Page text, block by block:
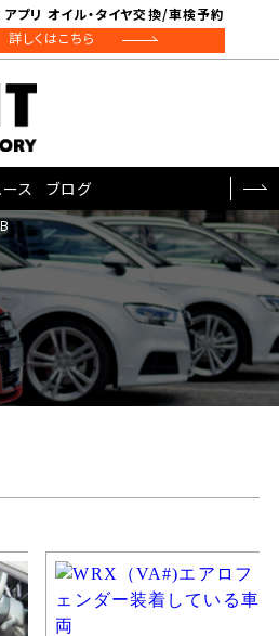
アプリ オイル・タイヤ交換/車検予約
詳しくはこちら
ス ブログ